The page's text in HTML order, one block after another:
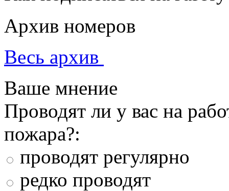
Архив номеров
Весь архив
Ваше мнение
Проводят ли у вас на
пожара?:
проводят регулярно
редко проводят